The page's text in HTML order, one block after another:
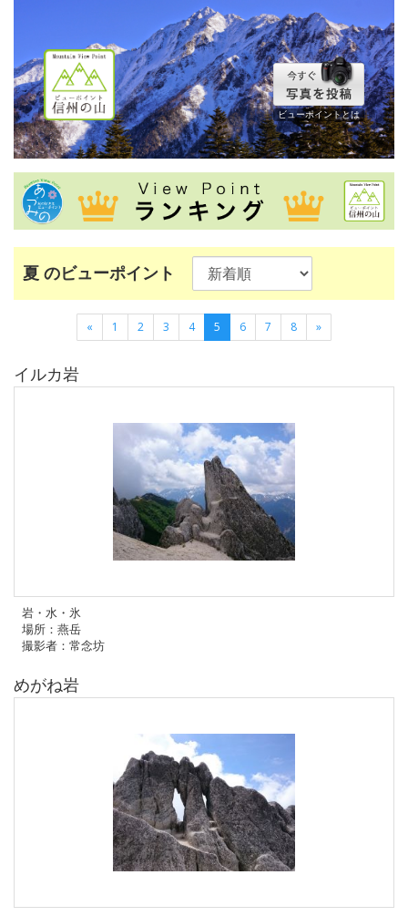
ビューポイントとは
夏 のビューポイント
« 1 2 3 4 5 6 7 8 »
イルカ岩
岩・水・氷
場所：燕岳
撮影者：常念坊
めがね岩